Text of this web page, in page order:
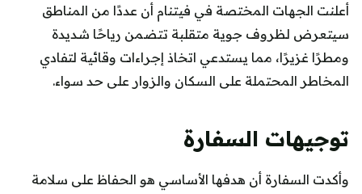
أعلنت الجهات المختصة في فيتنام أن عددًا من المناطق
سيتعرض لظروف جوية متقلبة تتضمن رياحًا شديدة
ومطرًا غزيرًا، مما يستدعي اتخاذ إجراءات وقائية لتفادي
المخاطر المحتملة على السكان والزوار على حد سواء.
توجيهات السفارة
وأكدت السفارة أن هدفها الأساسي هو الحفاظ على سلامة